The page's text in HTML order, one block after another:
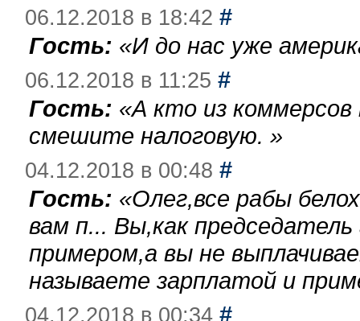
06.12.2018 в 18:42 #
Гость: «И до нас уже
06.12.2018 в 11:25 #
Гость: «А кто из
смешите налоговую. »
04.12.2018 в 00:48 #
Гость: «Олег,все рабы
вам п... Вы,как
примером,а вы не
называете зарплатой и
04.12.2018 в 00:34 #